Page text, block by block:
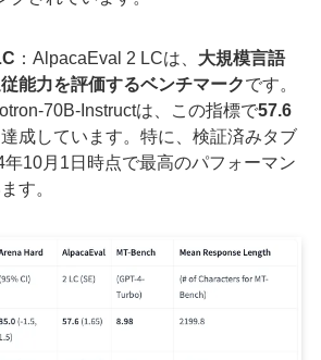
：AlpacaEval 2 LCは、 大規模言語
能力を評価するベンチマークです。
70B-Instructは、この指標で57.6
成しています。特に、検証済みタブ
10月1日時点で最高のパフォーマン
す。